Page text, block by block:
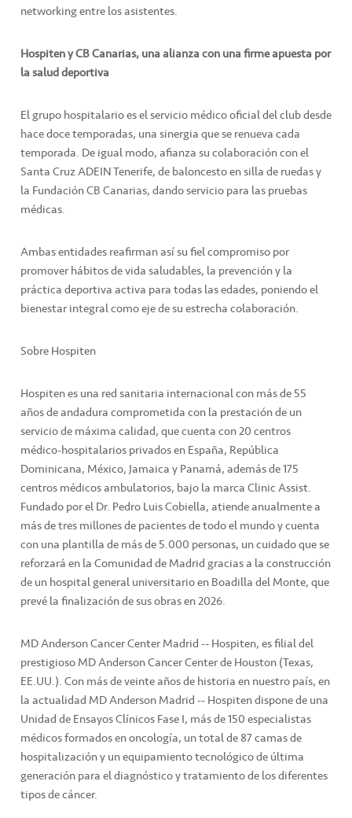
networking entre los asistentes.
Hospiten y CB Canarias, una alianza con una firme apuesta por
la salud deportiva
El grupo hospitalario es el servicio médico oficial del club desde
hace doce temporadas, una sinergia que se renueva cada
temporada. De igual modo, afianza su colaboración con el
Santa Cruz ADEIN Tenerife, de baloncesto en silla de ruedas y
la Fundación CB Canarias, dando servicio para las pruebas
médicas.
Ambas entidades reafirman así su fiel compromiso por
promover hábitos de vida saludables, la prevención y la
práctica deportiva activa para todas las edades, poniendo el
bienestar integral como eje de su estrecha colaboración.
Sobre Hospiten
Hospiten es una red sanitaria internacional con más de 55
años de andadura comprometida con la prestación de un
servicio de máxima calidad, que cuenta con 20 centros
médico-hospitalarios privados en España, República
Dominicana, México, Jamaica y Panamá, además de 175
centros médicos ambulatorios, bajo la marca Clinic Assist.
Fundado por el Dr. Pedro Luis Cobiella, atiende anualmente a
más de tres millones de pacientes de todo el mundo y cuenta
con una plantilla de más de 5.000 personas, un cuidado que se
reforzará en la Comunidad de Madrid gracias a la construcción
de un hospital general universitario en Boadilla del Monte, que
prevé la finalización de sus obras en 2026.
MD Anderson Cancer Center Madrid -- Hospiten, es filial del
prestigioso MD Anderson Cancer Center de Houston (Texas,
EE.UU.). Con más de veinte años de historia en nuestro país, en
la actualidad MD Anderson Madrid -- Hospiten dispone de una
Unidad de Ensayos Clínicos Fase I, más de 150 especialistas
médicos formados en oncología, un total de 87 camas de
hospitalización y un equipamiento tecnológico de última
generación para el diagnóstico y tratamiento de los diferentes
tipos de cáncer.